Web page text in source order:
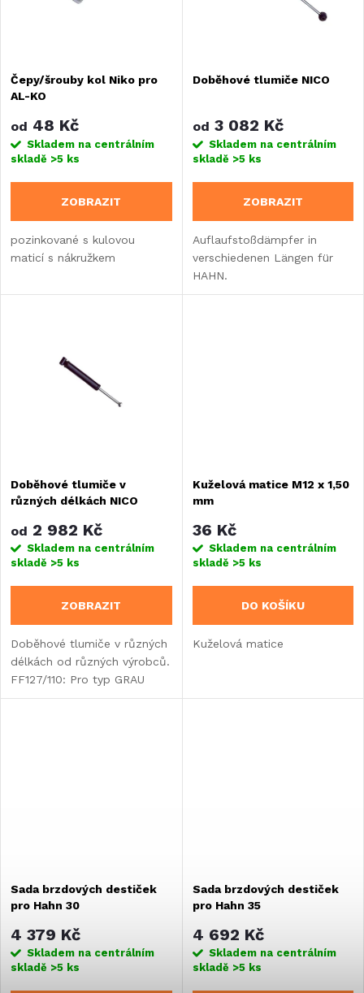
p
r
o
d
u
k
s
p
r
o
d
u
Čepy/šrouby kol Niko pro
AL-KO
od 48 Kč
Skladem na centrálním
skladě >5 ks
ZOBRAZIT
pozinkované s kulovou
maticí s nákružkem
Doběhové tlumiče NICO
od 3 082 Kč
Skladem na centrálním
skladě >5 ks
ZOBRAZIT
Auflaufstoßdämpfer in
verschiedenen Längen für
HAHN.
Doběhové tlumiče v
různých délkách NICO
od 2 982 Kč
Skladem na centrálním
skladě >5 ks
ZOBRAZIT
Doběhové tlumiče v různých
délkách od různých výrobců.
FF127/110: Pro typ GRAU
FF127/104: Pro typ HAHN
Kuželová matice M12 x 1,50
mm
36 Kč
Skladem na centrálním
skladě >5 ks
DO KOŠÍKU
Kuželová matice
Sada brzdových destiček
pro Hahn 30
4 379 Kč
Skladem na centrálním
skladě >5 ks
Sada brzdových destiček
pro Hahn 35
4 692 Kč
Skladem na centrálním
skladě >5 ks